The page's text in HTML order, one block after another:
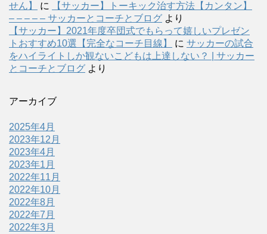
せん】
に
【サッカー】トーキック治す方法【カンタン】
– – – – – サッカーとコーチとブログ より
【サッカー】2021年度卒団式でもらって嬉しいプレゼン
トおすすめ10選【完全なコーチ目線】
に サッカーの試合
をハイライトしか観ないこどもは上達しない？ | サッカー
とコーチとブログ より
アーカイブ
2025年4月
2023年12月
2023年4月
2023年1月
2022年11月
2022年10月
2022年8月
2022年7月
2022年3月